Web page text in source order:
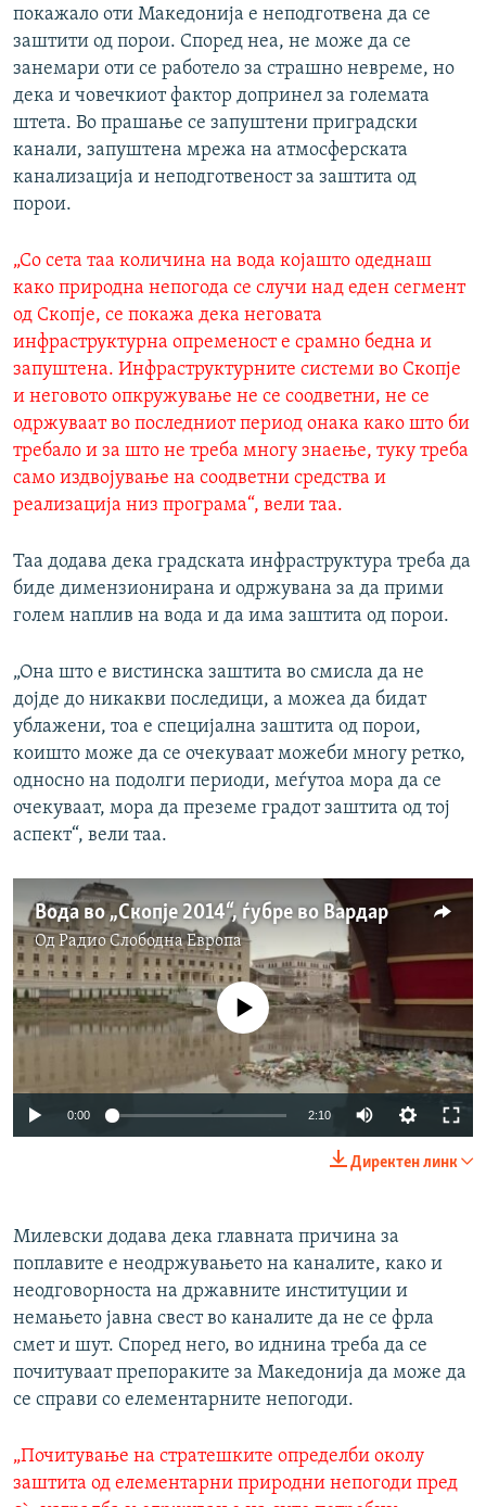
покажало оти Македонија е неподготвена да се
заштити од порои. Според неа, не може да се
занемари оти се работело за страшно невреме, но
дека и човечкиот фактор допринел за големата
штета. Во прашање се запуштени приградски
канали, запуштена мрежа на атмосферската
канализација и неподготвеност за заштита од
порои.
„Со сета таа количина на вода којашто одеднаш
како природна непогода се случи над еден сегмент
од Скопје, се покажа дека неговата
инфраструктурна опременост е срамно бедна и
запуштена. Инфраструктурните системи во Скопје
и неговото опкружување не се соодветни, не се
одржуваат во последниот период онака како што би
требало и за што не треба многу знаење, туку треба
само издвојување на соодветни средства и
реализација низ програма“, вели таа.
Таа додава дека градската инфраструктура треба да
биде димензионирана и одржувана за да прими
голем наплив на вода и да има заштита од порои.
„Она што е вистинска заштита во смисла да не
дојде до никакви последици, а можеа да бидат
ублажени, тоа е специјална заштита од порои,
коишто може да се очекуваат можеби многу ретко,
односно на подолги периоди, меѓутоа мора да се
очекуваат, мора да преземе градот заштита од тој
аспект“, вели таа.
Вода во „Скопје 2014“, ѓубре во Вардар
ОдРадио Слободна Eвропа
No media source currently available
0:00 2:10
Директен линк
Милевски додава дека главната причина за
поплавите е неодржувањето на каналите, како и
неодговорноста на државните институции и
немањето јавна свест во каналите да не се фрла
смет и шут. Според него, во иднина треба да се
почитуваат препораките за Македонија да може да
се справи со елементарните непогоди.
„Почитување на стратешките определби околу
заштита од елементарни природни непогоди пред